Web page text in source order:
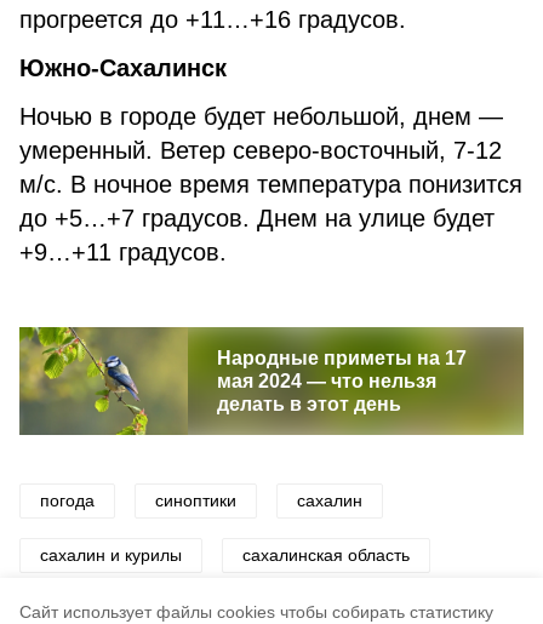
Cайт использует файлы cookies чтобы собирать статистику
прогреется до +11…+16 градусов.
Южно-Сахалинск
Ночью в городе будет небольшой, днем —
умеренный. Ветер северо-восточный, 7-12
м/с. В ночное время температура понизится
до +5…+7 градусов. Днем на улице будет
+9…+11 градусов.
Народные приметы на 17
мая 2024 — что нельзя
делать в этот день
погода синоптики сахалин
сахалин и курилы сахалинская область
прогноз погоды